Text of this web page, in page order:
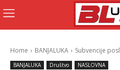
Home BANJALUKA Subvencije
BANJALUKA Društvo NASLOVNA